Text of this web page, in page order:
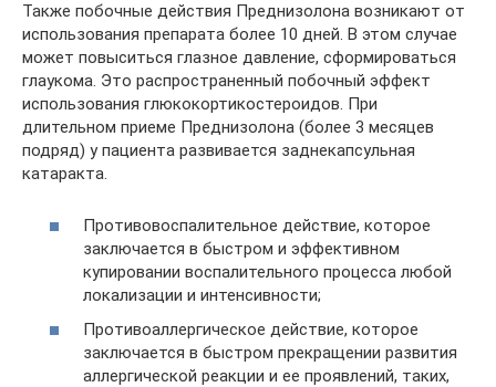
Также побочные действия Преднизолона возникают от
использования препарата более 10 дней. В этом случае
может повыситься глазное давление, сформироваться
глаукома. Это распространенный побочный эффект
использования глюкокортикостероидов. При
длительном приеме Преднизолона (более 3 месяцев
подряд) у пациента развивается заднекапсульная
катаракта.
Противовоспалительное действие, которое
заключается в быстром и эффективном
купировании воспалительного процесса любой
локализации и интенсивности;
Противоаллергическое действие, которое
заключается в быстром прекращении развития
аллергической реакции и ее проявлений, таких,